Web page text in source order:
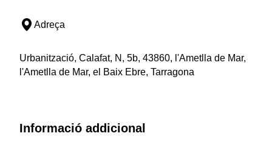
Adreça
Urbanització, Calafat, N, 5b, 43860, l'Ametlla de Mar,
l'Ametlla de Mar, el Baix Ebre, Tarragona
Informació addicional